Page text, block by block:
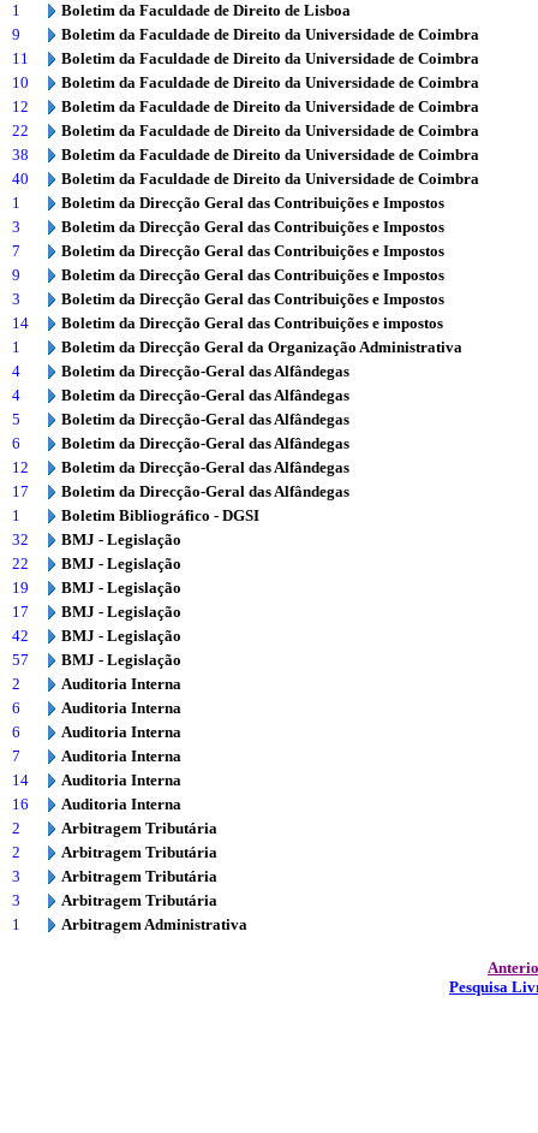
1
Boletim da Faculdade de Direito de Lisboa
9
Boletim da Faculdade de Direito da Universidade de Coimbra
11
Boletim da Faculdade de Direito da Universidade de Coimbra
10
Boletim da Faculdade de Direito da Universidade de Coimbra
12
Boletim da Faculdade de Direito da Universidade de Coimbra
22
Boletim da Faculdade de Direito da Universidade de Coimbra
38
Boletim da Faculdade de Direito da Universidade de Coimbra
40
Boletim da Faculdade de Direito da Universidade de Coimbra
1
Boletim da Direcção Geral das Contribuições e Impostos
3
Boletim da Direcção Geral das Contribuições e Impostos
7
Boletim da Direcção Geral das Contribuições e Impostos
9
Boletim da Direcção Geral das Contribuições e Impostos
3
Boletim da Direcção Geral das Contribuições e Impostos
14
Boletim da Direcção Geral das Contribuições e impostos
1
Boletim da Direcção Geral da Organização Administrativa
4
Boletim da Direcção-Geral das Alfândegas
4
Boletim da Direcção-Geral das Alfândegas
5
Boletim da Direcção-Geral das Alfândegas
6
Boletim da Direcção-Geral das Alfândegas
12
Boletim da Direcção-Geral das Alfândegas
17
Boletim da Direcção-Geral das Alfândegas
1
Boletim Bibliográfico - DGSI
32
BMJ - Legislação
22
BMJ - Legislação
19
BMJ - Legislação
17
BMJ - Legislação
42
BMJ - Legislação
57
BMJ - Legislação
2
Auditoria Interna
6
Auditoria Interna
6
Auditoria Interna
7
Auditoria Interna
14
Auditoria Interna
16
Auditoria Interna
2
Arbitragem Tributária
2
Arbitragem Tributária
3
Arbitragem Tributária
3
Arbitragem Tributária
1
Arbitragem Administrativa
Pesquisa